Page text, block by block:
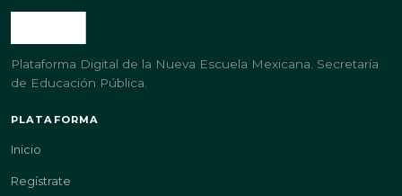
Plataforma Digital de la Nueva Escuela Mexicana. Secretaría
de Educación Pública.
PLATAFORMA
Inicio
Regístrate